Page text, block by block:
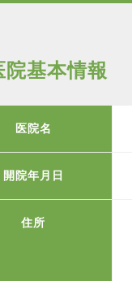
院基本情報
医院名
開院年月日
住所